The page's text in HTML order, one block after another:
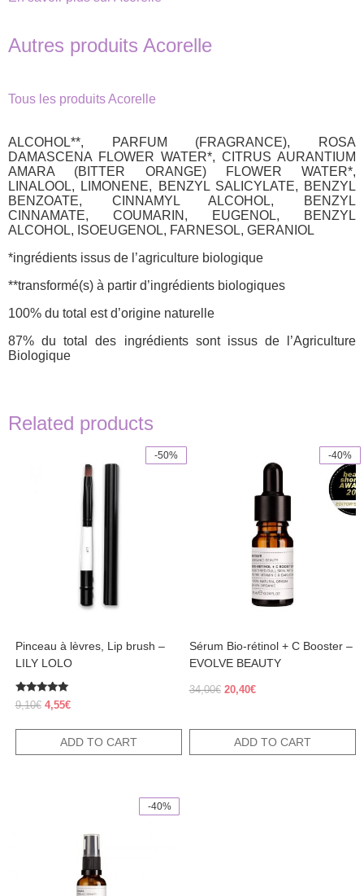
Autres produits Acorelle
Tous les produits Acorelle
ALCOHOL**, PARFUM (FRAGRANCE), ROSA
DAMASCENA FLOWER WATER*, CITRUS AURANTIUM
AMARA (BITTER ORANGE) FLOWER WATER*,
LINALOOL, LIMONENE, BENZYL SALICYLATE, BENZYL
BENZOATE, CINNAMYL ALCOHOL, BENZYL
CINNAMATE, COUMARIN, EUGENOL, BENZYL
ALCOHOL, ISOEUGENOL, FARNESOL, GERANIOL
*ingrédients issus de l’agriculture biologique
**transformé(s) à partir d’ingrédients biologiques
100% du total est d’origine naturelle
87% du total des ingrédients sont issus de l’Agriculture
Biologique
Related products
-50%
Pinceau à lèvres, Lip brush –
LILY LOLO
Rated
5.00
9,10€ Original
was:
4,55€Current
is:
ADD TO CART
-40%
Sérum Bio-rétinol + C Booster –
EVOLVE BEAUTY
34,00€ Original
20,40€Current
ADD TO CART
-40%